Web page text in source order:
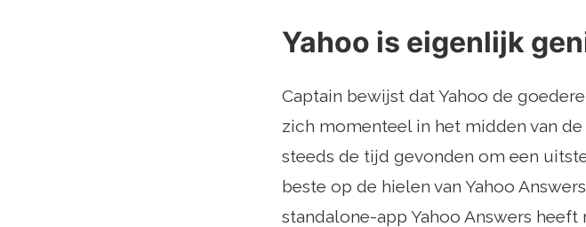
Yahoo is eigenlijk
Captain bewijst dat Yahoo de
zich momenteel in het midden van
steeds de tijd gevonden om een
beste op de hielen van Yahoo
standalone-app Yahoo Answers